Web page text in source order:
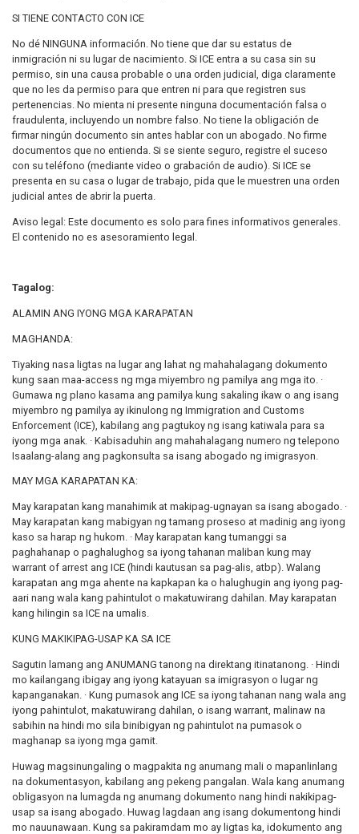
SI TIENE CONTACTO CON ICE
No dé NINGUNA información. No tiene que dar su estatus de
inmigración ni su lugar de nacimiento. Si ICE entra a su casa sin su
permiso, sin una causa probable o una orden judicial, diga claramente
que no les da permiso para que entren ni para que registren sus
pertenencias. No mienta ni presente ninguna documentación falsa o
fraudulenta, incluyendo un nombre falso. No tiene la obligación de
firmar ningún documento sin antes hablar con un abogado. No firme
documentos que no entienda. Si se siente seguro, registre el suceso
con su teléfono (mediante video o grabación de audio). Si ICE se
presenta en su casa o lugar de trabajo, pida que le muestren una orden
judicial antes de abrir la puerta.
Aviso legal: Este documento es solo para fines informativos generales.
El contenido no es asesoramiento legal.
Tagalog:
ALAMIN ANG IYONG MGA KARAPATAN
MAGHANDA:
Tiyaking nasa ligtas na lugar ang lahat ng mahahalagang dokumento
kung saan maa-access ng mga miyembro ng pamilya ang mga ito. ·
Gumawa ng plano kasama ang pamilya kung sakaling ikaw o ang isang
miyembro ng pamilya ay ikinulong ng Immigration and Customs
Enforcement (ICE), kabilang ang pagtukoy ng isang katiwala para sa
iyong mga anak. · Kabisaduhin ang mahahalagang numero ng telepono
Isaalang-alang ang pagkonsulta sa isang abogado ng imigrasyon.
MAY MGA KARAPATAN KA:
May karapatan kang manahimik at makipag-ugnayan sa isang abogado. ·
May karapatan kang mabigyan ng tamang proseso at madinig ang iyong
kaso sa harap ng hukom. · May karapatan kang tumanggi sa
paghahanap o paghalughog sa iyong tahanan maliban kung may
warrant of arrest ang ICE (hindi kautusan sa pag-alis, atbp). Walang
karapatan ang mga ahente na kapkapan ka o halughugin ang iyong pag-
aari nang wala kang pahintulot o makatuwirang dahilan. May karapatan
kang hilingin sa ICE na umalis.
KUNG MAKIKIPAG-USAP KA SA ICE
Sagutin lamang ang ANUMANG tanong na direktang itinatanong. · Hindi
mo kailangang ibigay ang iyong katayuan sa imigrasyon o lugar ng
kapanganakan. · Kung pumasok ang ICE sa iyong tahanan nang wala ang
iyong pahintulot, makatuwirang dahilan, o isang warrant, malinaw na
sabihin na hindi mo sila binibigyan ng pahintulot na pumasok o
maghanap sa iyong mga gamit.
Huwag magsinungaling o magpakita ng anumang mali o mapanlinlang
na dokumentasyon, kabilang ang pekeng pangalan. Wala kang anumang
obligasyon na lumagda ng anumang dokumento nang hindi nakikipag-
usap sa isang abogado. Huwag lagdaan ang isang dokumentong hindi
mo nauunawaan. Kung sa pakiramdam mo ay ligtas ka, idokumento ang